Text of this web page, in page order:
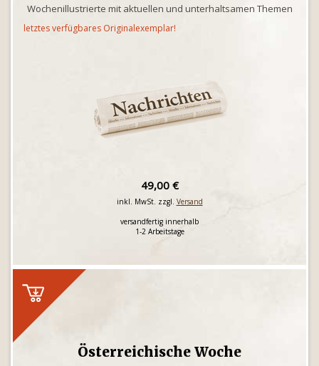
Wochenillustrierte mit aktuellen und unterhaltsamen Themen
letztes verfügbares Originalexemplar!
49,00 €
inkl. MwSt. zzgl. Versand
versandfertig innerhalb
1-2 Arbeitstage
Österreichische Woche